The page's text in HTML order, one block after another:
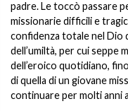
padre. Le toccò passare
missionarie difficili e
confidenza totale nel Dio
dell’umiltà, per cui seppe
dell’eroico quotidiano,
di quella di un giovane
continuare per molti anni